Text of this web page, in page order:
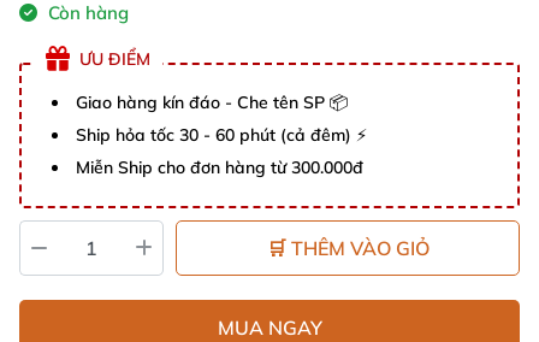
Còn hàng
ƯU ĐIỂM
Giao hàng kín đáo - Che tên SP 📦
Ship hỏa tốc 30 - 60 phút (cả đêm) ⚡
Miễn Ship cho đơn hàng từ 300.000đ
🛒 THÊM VÀO GIỎ
MUA NGAY